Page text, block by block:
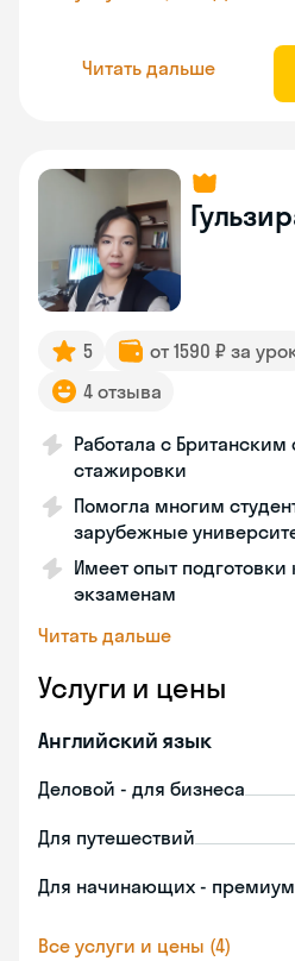
Читать дальше
5 от 1590 ₽ за
4 отзыва
Работала с
стажировки
Помогла многим
зарубежные
Имеет опыт
экзаменам
Читать дальше
Услуги и цены
Английский язык
Деловой - для бизнеса
Для путешествий
Для начинающих - премиум
Все услуги и цены (4)